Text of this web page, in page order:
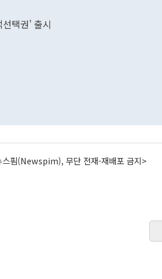
택권' 출시
스핌(Newspim), 무단 전재-재배포 금지>